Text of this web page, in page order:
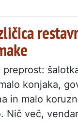
konjaka,
in malo
Nič več,